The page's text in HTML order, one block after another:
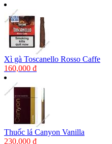
Xì gà Toscanello Rosso Caffe
160,000 đ
Thuốc lá Canyon Vanilla
230,000 đ